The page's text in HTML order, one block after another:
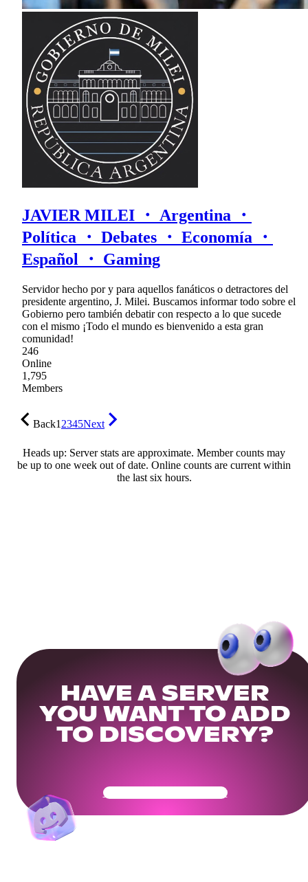
JAVIER MILEI ・ Argentina ・
Política ・ Debates ・ Economía ・
Español ・ Gaming
Servidor hecho por y para aquellos fanáticos o detractores del
presidente argentino, J. Milei. Buscamos informar todo sobre el
Gobierno pero también debatir con respecto a lo que sucede
con el mismo ¡Todo el mundo es bienvenido a esta gran
comunidad!
246
Online
1,795
Members
Back12345Next
Heads up: Server stats are approximate. Member counts may
be up to one week out of date. Online counts are current within
the last six hours.
HAVE A SERVER
YOU WANT TO ADD
TO DISCOVERY?
Get Your Community Ready